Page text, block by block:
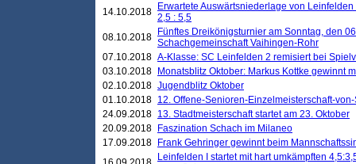
14.10.2018
Erwartete Auswärtsniederlage von
2,5 : 5,5
08.10.2018
Fünftes Dreikönigsturnier am Sonntag, den
Schachgemeinschaft Vaihingen-Rohr
07.10.2018 A-Klasse: SC Leinfelden 2 remisiert bei
03.10.2018
Monatsblitz Oktober: Markus Kottke gewinnt
02.10.2018 Jugendblitz Oktober
01.10.2018 12. Offene-Senioren-Einzelmeisterschaft-
24.09.2018 13. Stadtmeisterschaft startet am 23. Oktober
20.09.2018
Faszination Schach im Milaneo
17.09.2018
Frank Gehringer gewinnt beim
Leinfelden I startet mit hart umkämpften